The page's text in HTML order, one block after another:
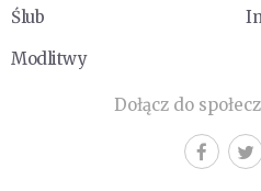
Ślub
Modlitwy
Dołącz do